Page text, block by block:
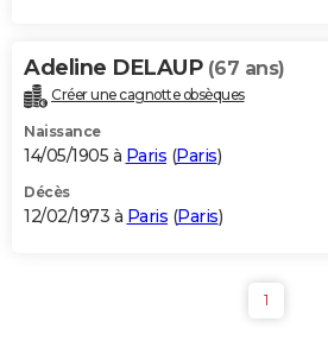
Adeline DELAUP (67 ans)
Créer une cagnotte obsèques
Naissance
14/05/1905 à Paris (Paris)
Décès
12/02/1973 à Paris (Paris)
1